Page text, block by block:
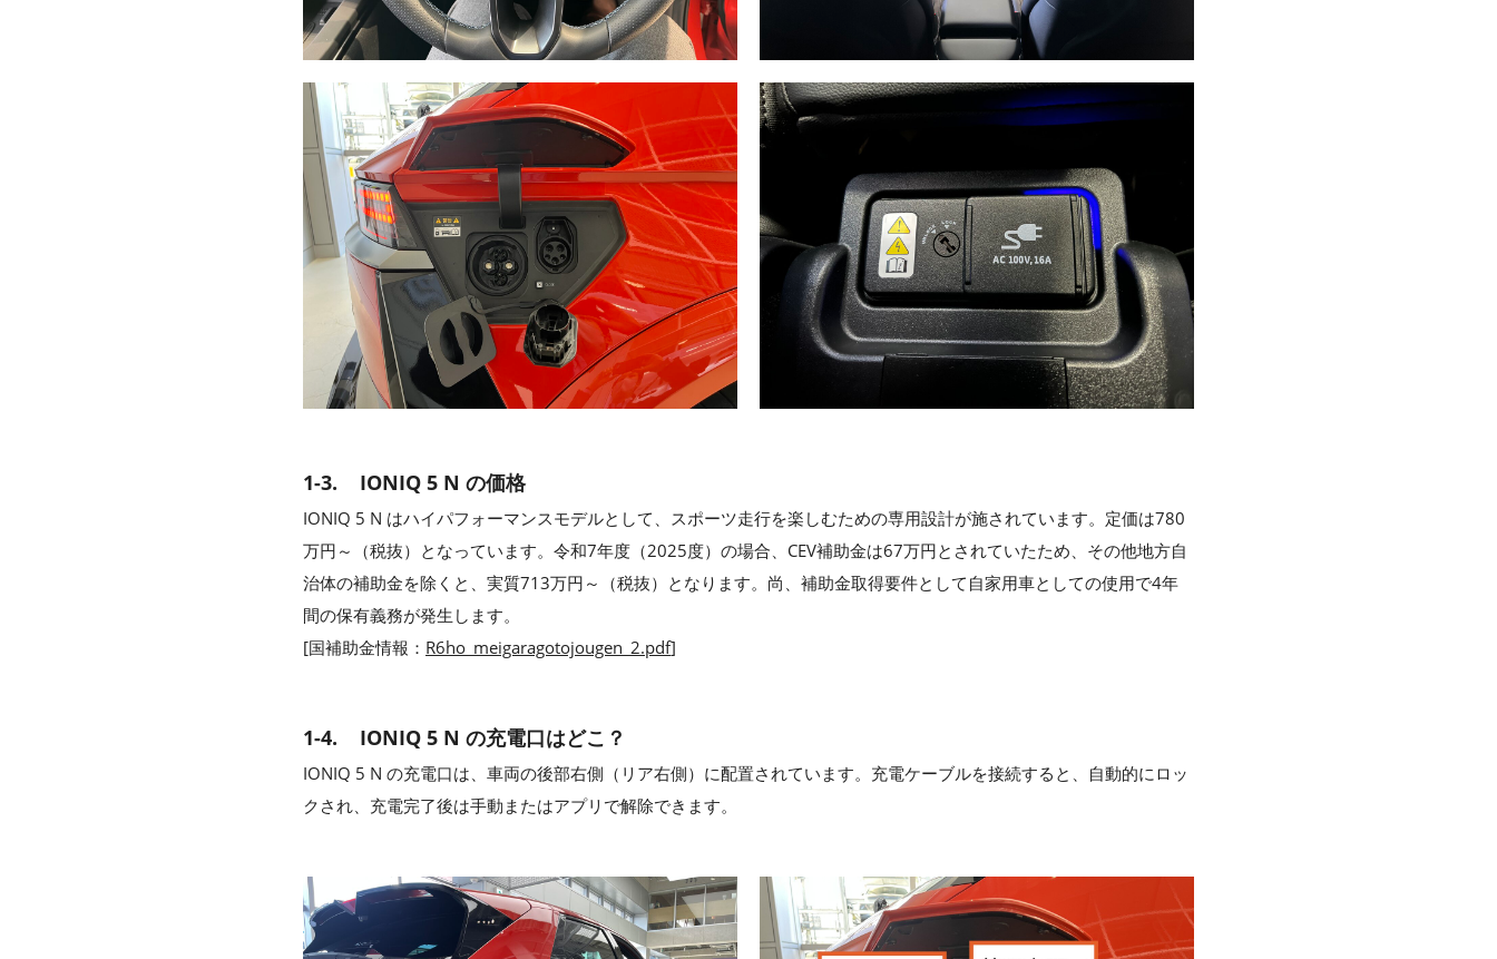
1-3. IONIQ 5 N の価格
IONIQ 5 N はハイパフォーマンスモデルとして、スポーツ走行を楽しむための専用設計が施されています。定価は780
万円～（税抜）となっています。令和7年度（2025度）の場合、CEV補助金は67万円とされていたため、その他地方自
治体の補助金を除くと、実質713万円～（税抜）となります。尚、補助金取得要件として自家用車としての使用で4年
間の保有義務が発生します。
[国補助金情報： R6ho_meigaragotojougen_2.pdf]
1-4. IONIQ 5 N の充電口はどこ？
IONIQ 5 N の充電口は、車両の後部右側（リア右側）に配置されています。充電ケーブルを接続すると、自動的にロッ
クされ、充電完了後は手動またはアプリで解除できます。